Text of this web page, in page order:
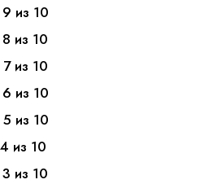
из 10
из 10
из 10
из 10
из 10
из 10
из 10